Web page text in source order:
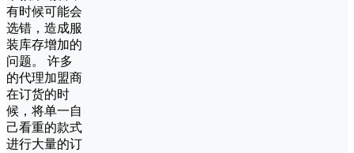
有时候可能会
选错，造成服
装库存增加的
问题。 许多
的代理加盟商
在订货的时
候，将单一自
己看重的款式
进行大量的订